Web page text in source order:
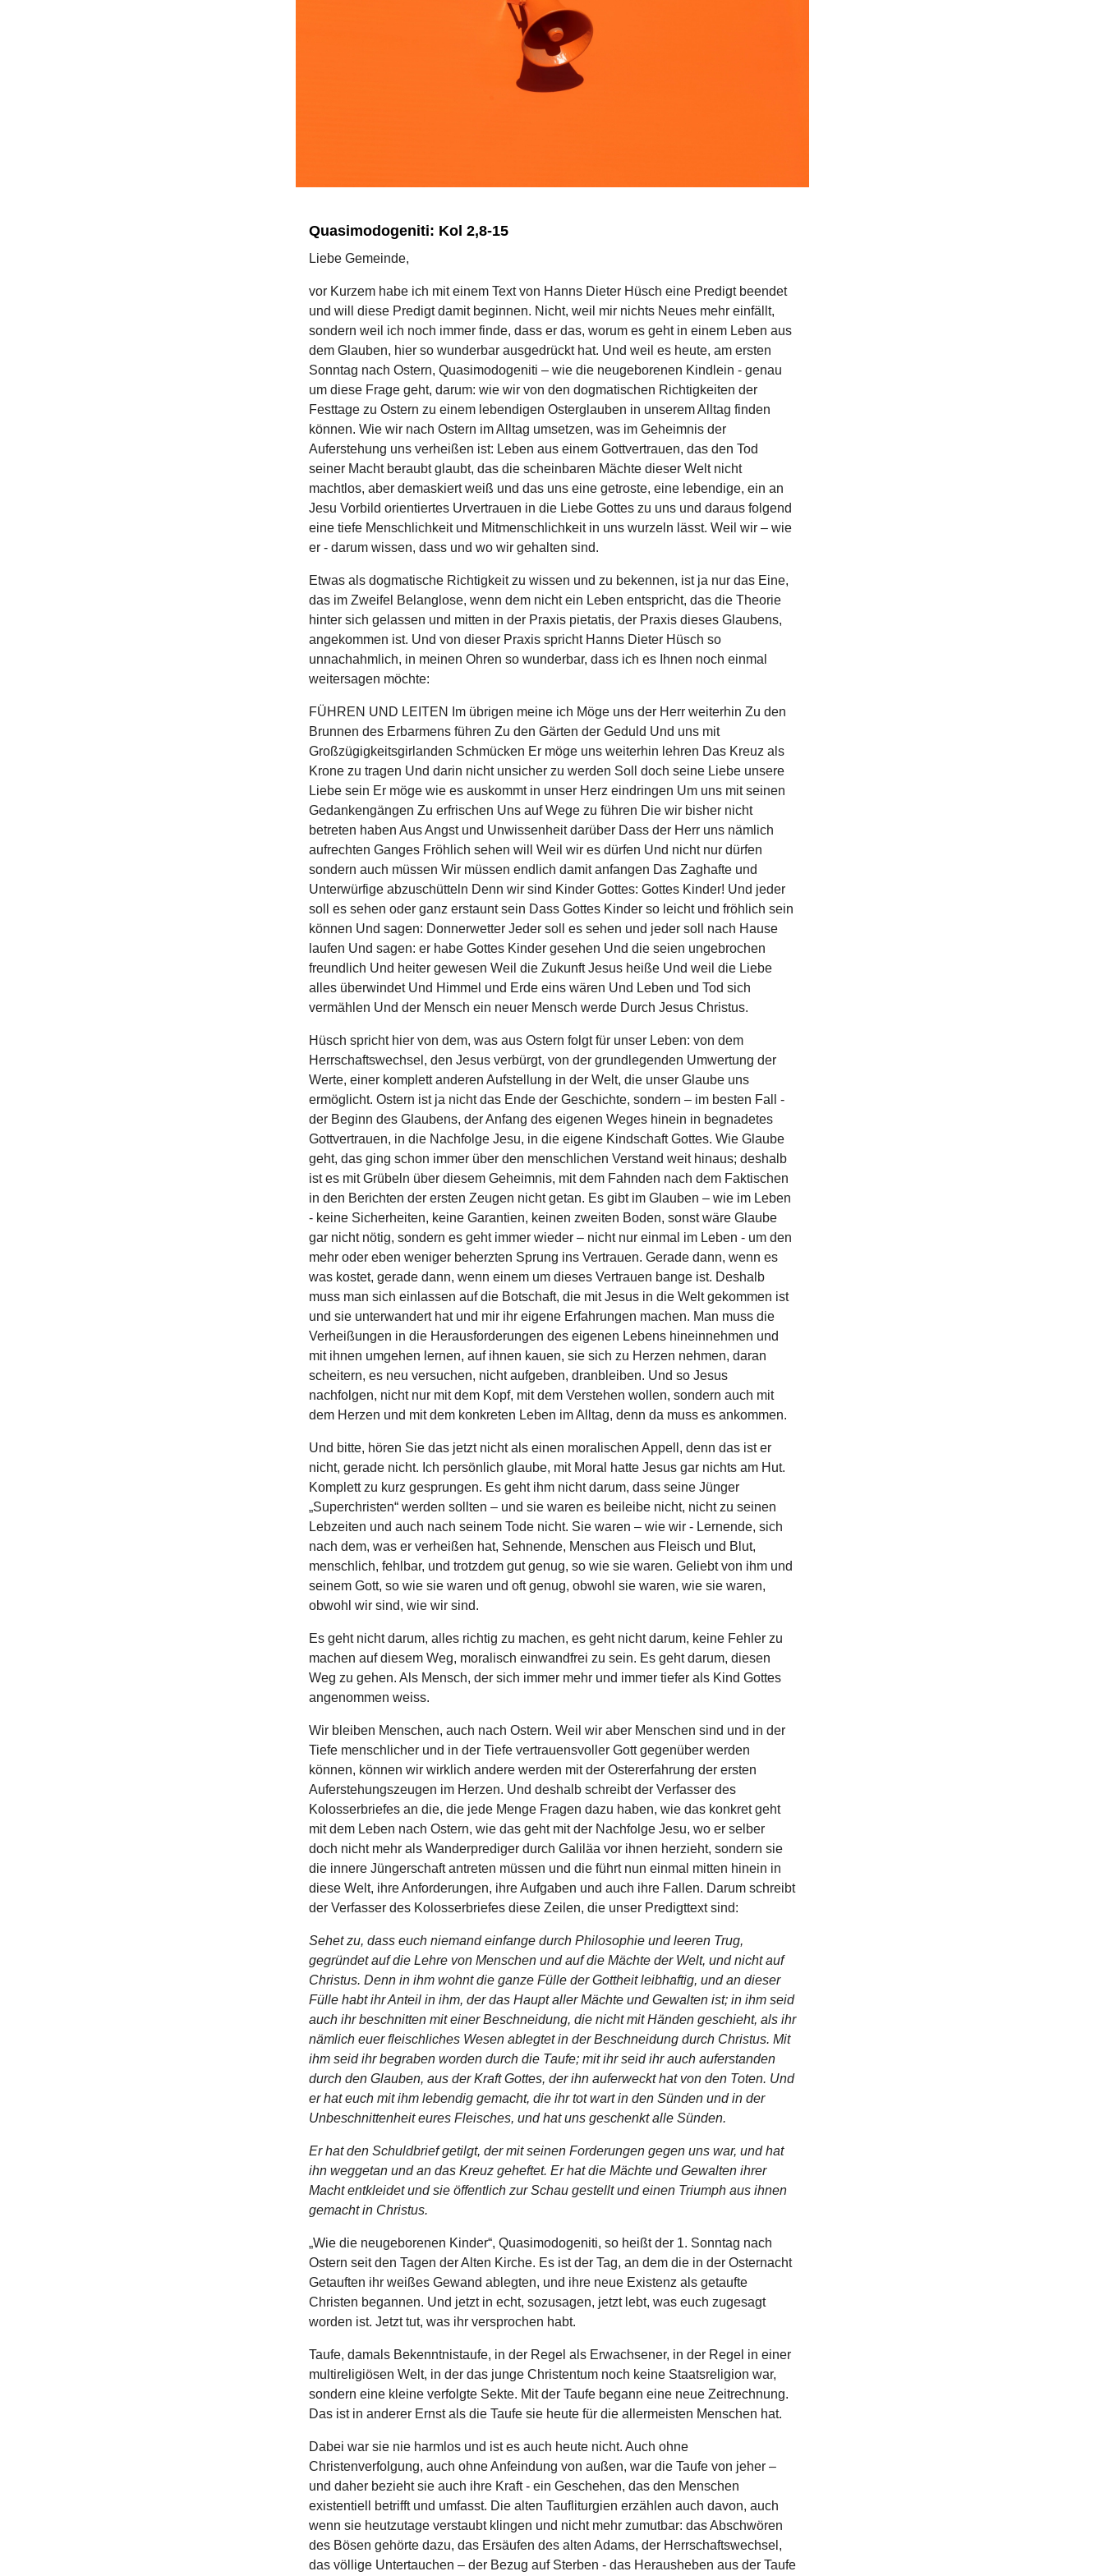
Quasimodogeniti: Kol 2,8-15
Liebe Gemeinde,
vor Kurzem habe ich mit einem Text von Hanns Dieter Hüsch eine Predigt beendet
und will diese Predigt damit beginnen. Nicht, weil mir nichts Neues mehr einfällt,
sondern weil ich noch immer finde, dass er das, worum es geht in einem Leben aus
dem Glauben, hier so wunderbar ausgedrückt hat. Und weil es heute, am ersten
Sonntag nach Ostern, Quasimodogeniti – wie die neugeborenen Kindlein - genau
um diese Frage geht, darum: wie wir von den dogmatischen Richtigkeiten der
Festtage zu Ostern zu einem lebendigen Osterglauben in unserem Alltag finden
können. Wie wir nach Ostern im Alltag umsetzen, was im Geheimnis der
Auferstehung uns verheißen ist: Leben aus einem Gottvertrauen, das den Tod
seiner Macht beraubt glaubt, das die scheinbaren Mächte dieser Welt nicht
machtlos, aber demaskiert weiß und das uns eine getroste, eine lebendige, ein an
Jesu Vorbild orientiertes Urvertrauen in die Liebe Gottes zu uns und daraus folgend
eine tiefe Menschlichkeit und Mitmenschlichkeit in uns wurzeln lässt. Weil wir – wie
er - darum wissen, dass und wo wir gehalten sind.
Etwas als dogmatische Richtigkeit zu wissen und zu bekennen, ist ja nur das Eine,
das im Zweifel Belanglose, wenn dem nicht ein Leben entspricht, das die Theorie
hinter sich gelassen und mitten in der Praxis pietatis, der Praxis dieses Glaubens,
angekommen ist. Und von dieser Praxis spricht Hanns Dieter Hüsch so
unnachahmlich, in meinen Ohren so wunderbar, dass ich es Ihnen noch einmal
weitersagen möchte:
FÜHREN UND LEITEN Im übrigen meine ich Möge uns der Herr weiterhin Zu den
Brunnen des Erbarmens führen Zu den Gärten der Geduld Und uns mit
Großzügigkeitsgirlanden Schmücken Er möge uns weiterhin lehren Das Kreuz als
Krone zu tragen Und darin nicht unsicher zu werden Soll doch seine Liebe unsere
Liebe sein Er möge wie es auskommt in unser Herz eindringen Um uns mit seinen
Gedankengängen Zu erfrischen Uns auf Wege zu führen Die wir bisher nicht
betreten haben Aus Angst und Unwissenheit darüber Dass der Herr uns nämlich
aufrechten Ganges Fröhlich sehen will Weil wir es dürfen Und nicht nur dürfen
sondern auch müssen Wir müssen endlich damit anfangen Das Zaghafte und
Unterwürfige abzuschütteln Denn wir sind Kinder Gottes: Gottes Kinder! Und jeder
soll es sehen oder ganz erstaunt sein Dass Gottes Kinder so leicht und fröhlich sein
können Und sagen: Donnerwetter Jeder soll es sehen und jeder soll nach Hause
laufen Und sagen: er habe Gottes Kinder gesehen Und die seien ungebrochen
freundlich Und heiter gewesen Weil die Zukunft Jesus heiße Und weil die Liebe
alles überwindet Und Himmel und Erde eins wären Und Leben und Tod sich
vermählen Und der Mensch ein neuer Mensch werde Durch Jesus Christus.
Hüsch spricht hier von dem, was aus Ostern folgt für unser Leben: von dem
Herrschaftswechsel, den Jesus verbürgt, von der grundlegenden Umwertung der
Werte, einer komplett anderen Aufstellung in der Welt, die unser Glaube uns
ermöglicht. Ostern ist ja nicht das Ende der Geschichte, sondern – im besten Fall -
der Beginn des Glaubens, der Anfang des eigenen Weges hinein in begnadetes
Gottvertrauen, in die Nachfolge Jesu, in die eigene Kindschaft Gottes. Wie Glaube
geht, das ging schon immer über den menschlichen Verstand weit hinaus; deshalb
ist es mit Grübeln über diesem Geheimnis, mit dem Fahnden nach dem Faktischen
in den Berichten der ersten Zeugen nicht getan. Es gibt im Glauben – wie im Leben
- keine Sicherheiten, keine Garantien, keinen zweiten Boden, sonst wäre Glaube
gar nicht nötig, sondern es geht immer wieder – nicht nur einmal im Leben - um den
mehr oder eben weniger beherzten Sprung ins Vertrauen. Gerade dann, wenn es
was kostet, gerade dann, wenn einem um dieses Vertrauen bange ist. Deshalb
muss man sich einlassen auf die Botschaft, die mit Jesus in die Welt gekommen ist
und sie unterwandert hat und mir ihr eigene Erfahrungen machen. Man muss die
Verheißungen in die Herausforderungen des eigenen Lebens hineinnehmen und
mit ihnen umgehen lernen, auf ihnen kauen, sie sich zu Herzen nehmen, daran
scheitern, es neu versuchen, nicht aufgeben, dranbleiben. Und so Jesus
nachfolgen, nicht nur mit dem Kopf, mit dem Verstehen wollen, sondern auch mit
dem Herzen und mit dem konkreten Leben im Alltag, denn da muss es ankommen.
Und bitte, hören Sie das jetzt nicht als einen moralischen Appell, denn das ist er
nicht, gerade nicht. Ich persönlich glaube, mit Moral hatte Jesus gar nichts am Hut.
Komplett zu kurz gesprungen. Es geht ihm nicht darum, dass seine Jünger
„Superchristen“ werden sollten – und sie waren es beileibe nicht, nicht zu seinen
Lebzeiten und auch nach seinem Tode nicht. Sie waren – wie wir - Lernende, sich
nach dem, was er verheißen hat, Sehnende, Menschen aus Fleisch und Blut,
menschlich, fehlbar, und trotzdem gut genug, so wie sie waren. Geliebt von ihm und
seinem Gott, so wie sie waren und oft genug, obwohl sie waren, wie sie waren,
obwohl wir sind, wie wir sind.
Es geht nicht darum, alles richtig zu machen, es geht nicht darum, keine Fehler zu
machen auf diesem Weg, moralisch einwandfrei zu sein. Es geht darum, diesen
Weg zu gehen. Als Mensch, der sich immer mehr und immer tiefer als Kind Gottes
angenommen weiss.
Wir bleiben Menschen, auch nach Ostern. Weil wir aber Menschen sind und in der
Tiefe menschlicher und in der Tiefe vertrauensvoller Gott gegenüber werden
können, können wir wirklich andere werden mit der Ostererfahrung der ersten
Auferstehungszeugen im Herzen. Und deshalb schreibt der Verfasser des
Kolosserbriefes an die, die jede Menge Fragen dazu haben, wie das konkret geht
mit dem Leben nach Ostern, wie das geht mit der Nachfolge Jesu, wo er selber
doch nicht mehr als Wanderprediger durch Galiläa vor ihnen herzieht, sondern sie
die innere Jüngerschaft antreten müssen und die führt nun einmal mitten hinein in
diese Welt, ihre Anforderungen, ihre Aufgaben und auch ihre Fallen. Darum schreibt
der Verfasser des Kolosserbriefes diese Zeilen, die unser Predigttext sind:
Sehet zu, dass euch niemand einfange durch Philosophie und leeren Trug,
gegründet auf die Lehre von Menschen und auf die Mächte der Welt, und nicht auf
Christus. Denn in ihm wohnt die ganze Fülle der Gottheit leibhaftig, und an dieser
Fülle habt ihr Anteil in ihm, der das Haupt aller Mächte und Gewalten ist; in ihm seid
auch ihr beschnitten mit einer Beschneidung, die nicht mit Händen geschieht, als ihr
nämlich euer fleischliches Wesen ablegtet in der Beschneidung durch Christus. Mit
ihm seid ihr begraben worden durch die Taufe; mit ihr seid ihr auch auferstanden
durch den Glauben, aus der Kraft Gottes, der ihn auferweckt hat von den Toten. Und
er hat euch mit ihm lebendig gemacht, die ihr tot wart in den Sünden und in der
Unbeschnittenheit eures Fleisches, und hat uns geschenkt alle Sünden.
Er hat den Schuldbrief getilgt, der mit seinen Forderungen gegen uns war, und hat
ihn weggetan und an das Kreuz geheftet. Er hat die Mächte und Gewalten ihrer
Macht entkleidet und sie öffentlich zur Schau gestellt und einen Triumph aus ihnen
gemacht in Christus.
„Wie die neugeborenen Kinder“, Quasimodogeniti, so heißt der 1. Sonntag nach
Ostern seit den Tagen der Alten Kirche. Es ist der Tag, an dem die in der Osternacht
Getauften ihr weißes Gewand ablegten, und ihre neue Existenz als getaufte
Christen begannen. Und jetzt in echt, sozusagen, jetzt lebt, was euch zugesagt
worden ist. Jetzt tut, was ihr versprochen habt.
Taufe, damals Bekenntnistaufe, in der Regel als Erwachsener, in der Regel in einer
multireligiösen Welt, in der das junge Christentum noch keine Staatsreligion war,
sondern eine kleine verfolgte Sekte. Mit der Taufe begann eine neue Zeitrechnung.
Das ist in anderer Ernst als die Taufe sie heute für die allermeisten Menschen hat.
Dabei war sie nie harmlos und ist es auch heute nicht. Auch ohne
Christenverfolgung, auch ohne Anfeindung von außen, war die Taufe von jeher –
und daher bezieht sie auch ihre Kraft - ein Geschehen, das den Menschen
existentiell betrifft und umfasst. Die alten Taufliturgien erzählen auch davon, auch
wenn sie heutzutage verstaubt klingen und nicht mehr zumutbar: das Abschwören
des Bösen gehörte dazu, das Ersäufen des alten Adams, der Herrschaftswechsel,
das völlige Untertauchen – der Bezug auf Sterben - das Herausheben aus der Taufe